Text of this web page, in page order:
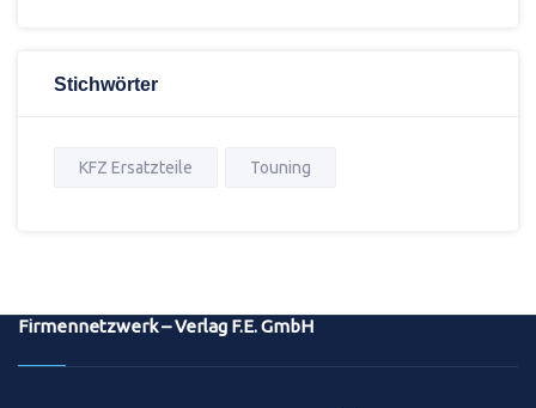
Stichwörter
KFZ Ersatzteile Touning
Firmennetzwerk – Verlag F.E. GmbH